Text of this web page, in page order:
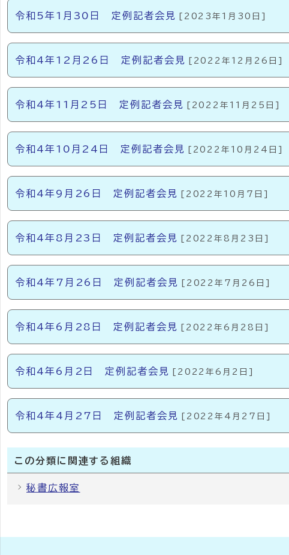
令和5年1月30日 定例記者会見 [2023年1月30日]
令和4年12月26日 定例記者会見 [2022年12月26日]
令和4年11月25日 定例記者会見 [2022年11月25日]
令和4年10月24日 定例記者会見 [2022年10月24日]
令和4年9月26日 定例記者会見 [2022年10月7日]
令和4年8月23日 定例記者会見 [2022年8月23日]
令和4年7月26日 定例記者会見 [2022年7月26日]
令和4年6月28日 定例記者会見 [2022年6月28日]
令和4年6月2日 定例記者会見 [2022年6月2日]
令和4年4月27日 定例記者会見 [2022年4月27日]
この分類に関連する組織
秘書広報室